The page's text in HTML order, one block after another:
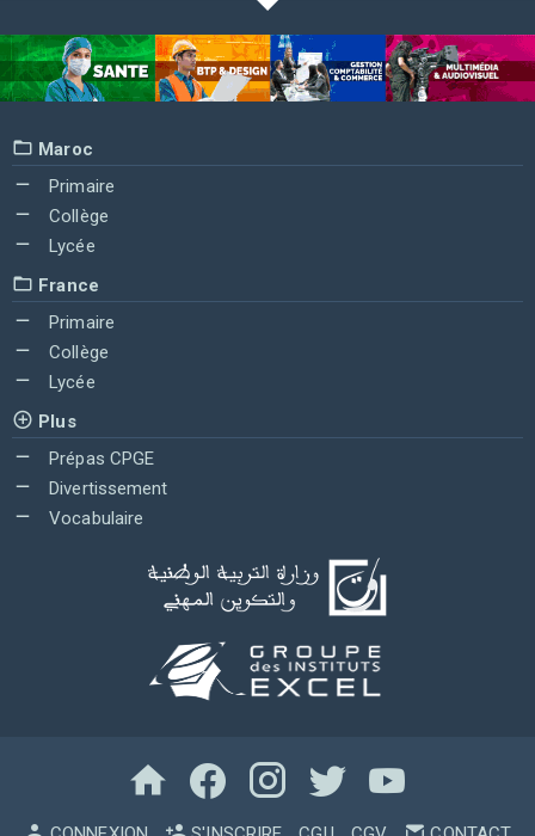
Maroc
Primaire
Collège
Lycée
France
Primaire
Collège
Lycée
Plus
Prépas CPGE
Divertissement
Vocabulaire